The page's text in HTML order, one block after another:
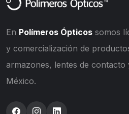
En Polímeros Ópticos somos
y comercialización de
armazones, lentes de contacto
México.